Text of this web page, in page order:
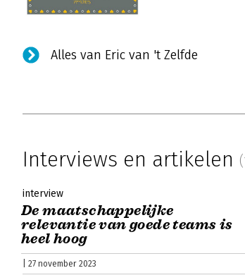
Alles van Eric van 't Zelfde
Interviews en artikelen
interview
De maatschappelijke
relevantie van goede teams is
heel hoog
| 27 november 2023